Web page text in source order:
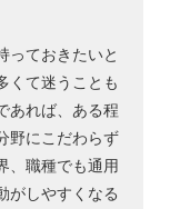
っておきたいと
くて迷うことも
あれば、ある程
野にこだわらず
、職種でも通用
がしやすくなる